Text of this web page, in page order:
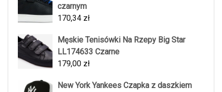
czarnym
170,34 zł
Męskie Tenisówki Na Rzepy Big Star
LL174633 Czarne
179,00 zł
New York Yankees Czapka z daszkiem